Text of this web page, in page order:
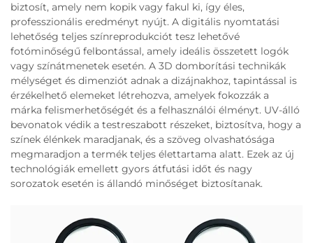
biztosít, amely nem kopik vagy fakul ki, így éles,
professzionális eredményt nyújt. A digitális nyomtatási
lehetőség teljes színreprodukciót tesz lehetővé
fotóminőségű felbontással, amely ideális összetett logók
vagy színátmenetek esetén. A 3D domborítási technikák
mélységet és dimenziót adnak a dizájnakhoz, tapintással is
érzékelhető elemeket létrehozva, amelyek fokozzák a
márka felismerhetőségét és a felhasználói élményt. UV-álló
bevonatok védik a testreszabott részeket, biztosítva, hogy a
színek élénkek maradjanak, és a szöveg olvashatósága
megmaradjon a termék teljes élettartama alatt. Ezek az új
technológiák emellett gyors átfutási időt és nagy
sorozatok esetén is állandó minőséget biztosítanak.